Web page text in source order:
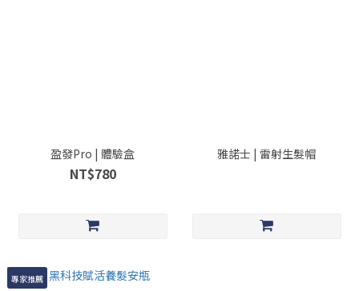
盈發Pro | 體驗盒
NT$780
雅諾士 | 雷射生髮帽
專家推薦